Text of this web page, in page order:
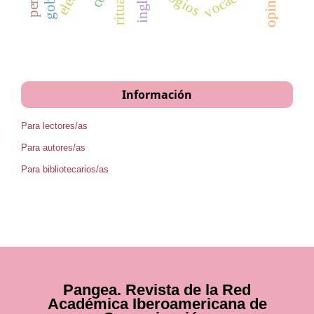
ritual
Información
Para lectores/as
Para autores/as
Para bibliotecarios/as
Pangea. Revista de la Red
Académica Iberoamericana de